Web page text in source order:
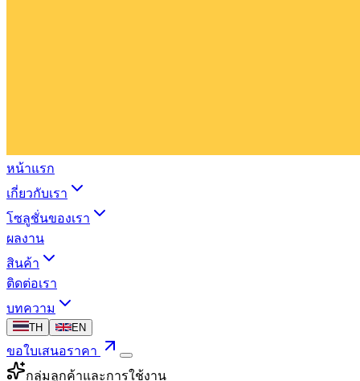
หน้าแรก
เกี่ยวกับเรา
โซลูชั่นของเรา
ผลงาน
สินค้า
ติดต่อเรา
บทความ
TH EN
ขอใบเสนอราคา
กลุ่มลูกค้าและการใช้งาน